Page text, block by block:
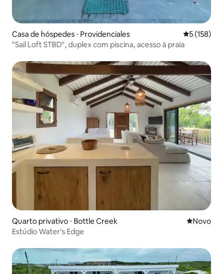
Casa de hóspedes ⋅ Providenciales 5 de uma
5 (158)
"Sail Loft STBD", duplex com piscina, acesso à praia
Quarto privativo ⋅ Bottle Creek Novo
Novo
Estúdio Water's Edge